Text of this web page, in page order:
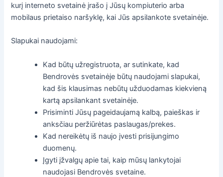
kurį interneto svetainė įrašo į Jūsų kompiuterio arba
mobilaus prietaiso naršyklę, kai Jūs apsilankote svetainėje.
Slapukai naudojami:
Kad būtų užregistruota, ar sutinkate, kad
Bendrovės svetainėje būtų naudojami slapukai,
kad šis klausimas nebūtų užduodamas kiekvieną
kartą apsilankant svetainėje.
Prisiminti Jūsų pageidaujamą kalbą, paieškas ir
anksčiau peržiūrėtas paslaugas/prekes.
Kad nereikėtų iš naujo įvesti prisijungimo
duomenų.
Įgyti įžvalgų apie tai, kaip mūsų lankytojai
naudojasi Bendrovės svetaine.